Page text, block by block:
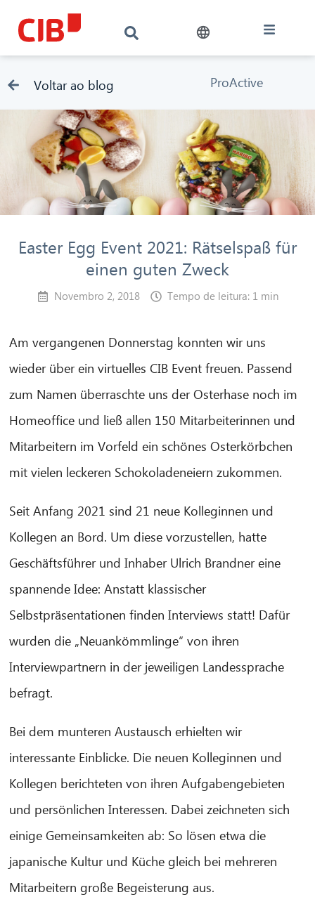
Voltar ao blog ProActive
Easter Egg Event 2021: Rätselspaß für
einen guten Zweck
Novembro 2, 2018 Tempo de leitura: 1 min
Am vergangenen Donnerstag konnten wir uns
wieder über ein virtuelles CIB Event freuen. Passend
zum Namen überraschte uns der Osterhase noch im
Homeoffice und ließ allen 150 Mitarbeiterinnen und
Mitarbeitern im Vorfeld ein schönes Osterkörbchen
mit vielen leckeren Schokoladeneiern zukommen.
Seit Anfang 2021 sind 21 neue Kolleginnen und
Kollegen an Bord. Um diese vorzustellen, hatte
Geschäftsführer und Inhaber Ulrich Brandner eine
spannende Idee: Anstatt klassischer
Selbstpräsentationen finden Interviews statt! Dafür
wurden die „Neuankömmlinge“ von ihren
Interviewpartnern in der jeweiligen Landessprache
befragt.
Bei dem munteren Austausch erhielten wir
interessante Einblicke. Die neuen Kolleginnen und
Kollegen berichteten von ihren Aufgabengebieten
und persönlichen Interessen. Dabei zeichneten sich
einige Gemeinsamkeiten ab: So lösen etwa die
japanische Kultur und Küche gleich bei mehreren
Mitarbeitern große Begeisterung aus.
CIB AI ChatBot